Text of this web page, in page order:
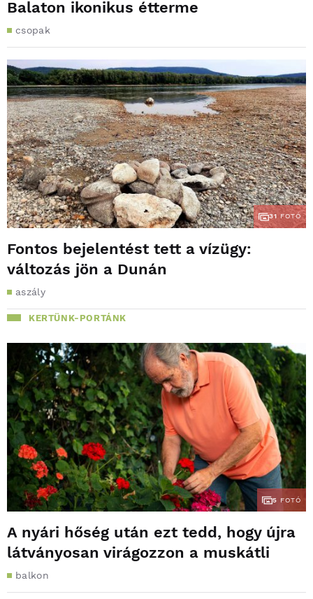
Balaton ikonikus étterme
csopak
31 FOTÓ
Fontos bejelentést tett a vízügy:
változás jön a Dunán
aszály
KERTÜNK-PORTÁNK
5 FOTÓ
A nyári hőség után ezt tedd, hogy újra
látványosan virágozzon a muskátli
balkon